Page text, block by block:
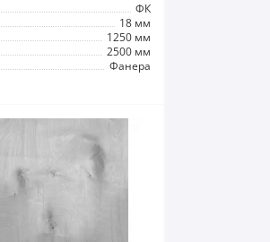
ФК
18 мм
1250 мм
2500 мм
Фанера